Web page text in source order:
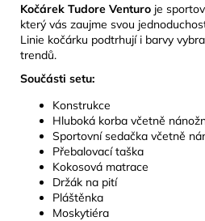
Kočárek Tudore Venturo je
který vás zaujme svou
Linie kočárku podtrhují i barvy
trendů.
Součásti setu:
Konstrukce
Hluboká korba včetně
Sportovní sedačka včetně
Přebalovací taška
Kokosová matrace
Držák na pití
Pláštěnka
Moskytiéra